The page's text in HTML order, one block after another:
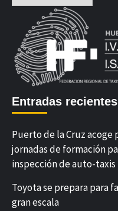
Entradas recientes
Puerto de la Cruz acoge
jornadas de formación
inspección de auto-taxis
Toyota se prepara para
gran escala